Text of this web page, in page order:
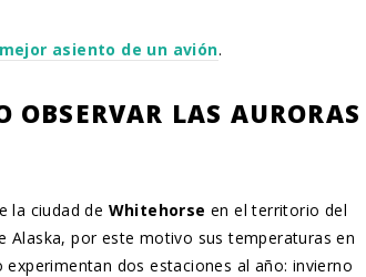
asiento de un avión.
OBSERVAR LAS AURORAS
la ciudad de Whitehorse en el territorio del
Alaska, por este motivo sus temperaturas en
dos estaciones al año: invierno